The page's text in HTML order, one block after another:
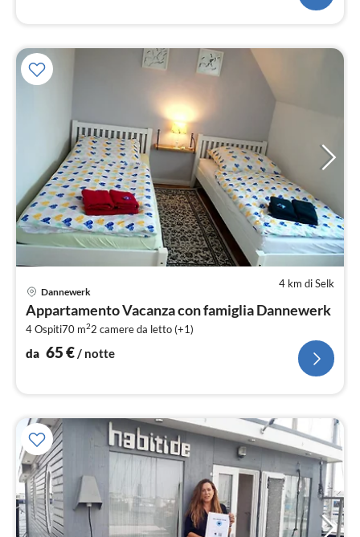
4 km di Selk
Dannewerk
Appartamento Vacanza con famiglia Dannewerk
4 Ospiti70 m22 camere da letto (+1)
da 65€/ notte